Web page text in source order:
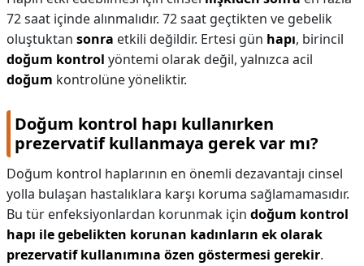
72 saat içinde alınmalıdır. 72 saat geçtikten ve gebelik
oluştuktan sonra etkili değildir. Ertesi gün hapı, birincil
doğum kontrol yöntemi olarak değil, yalnızca acil
doğum kontrolüne yöneliktir.
Doğum kontrol hapı kullanırken
prezervatif kullanmaya gerek var mı?
Doğum kontrol haplarının en önemli dezavantajı cinsel
yolla bulaşan hastalıklara karşı koruma sağlamamasıdır.
Bu tür enfeksiyonlardan korunmak için doğum kontrol
hapı ile gebelikten korunan kadınların ek olarak
prezervatif kullanımına özen göstermesi gerekir.